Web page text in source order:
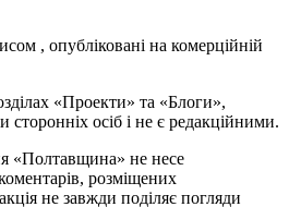
, опубліковані на комерційній
«Проекти» та «Блоги»,
сторонніх осіб і не є редакційними.
«Полтавщина» не несе
коментарів, розміщених
не завжди поділяє погляди